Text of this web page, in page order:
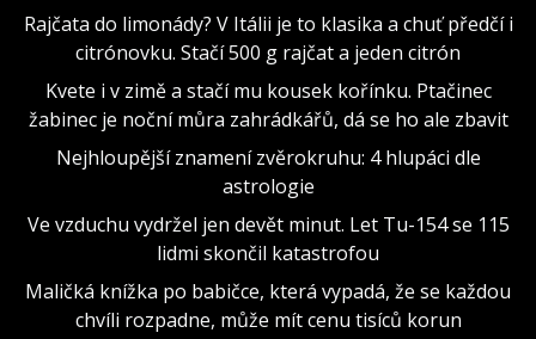
Rajčata do limonády? V Itálii je to klasika a chuť předčí i
citrónovku. Stačí 500 g rajčat a jeden citrón
Kvete i v zimě a stačí mu kousek kořínku. Ptačinec
žabinec je noční můra zahrádkářů, dá se ho ale zbavit
Nejhloupější znamení zvěrokruhu: 4 hlupáci dle
astrologie
Ve vzduchu vydržel jen devět minut. Let Tu-154 se 115
lidmi skončil katastrofou
Maličká knížka po babičce, která vypadá, že se každou
chvíli rozpadne, může mít cenu tisíců korun